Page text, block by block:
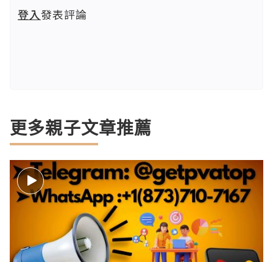
登入發表評論
更多親子文章推薦